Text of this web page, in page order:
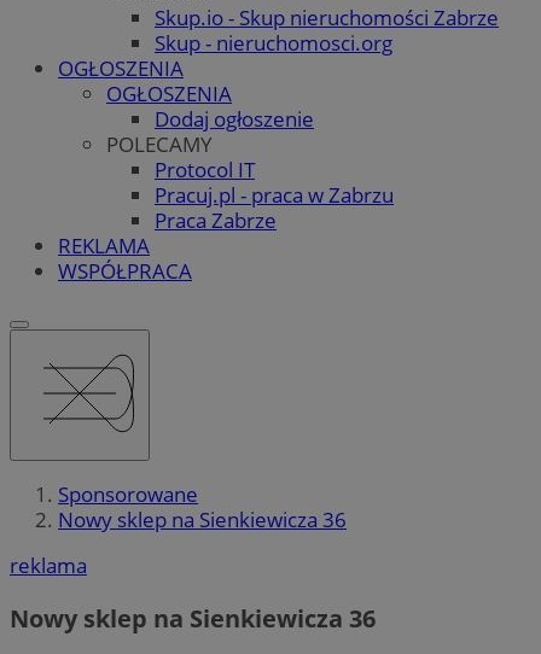
Skup.io - Skup nieruchomości Zabrze
Skup - nieruchomosci.org
OGŁOSZENIA
OGŁOSZENIA
Dodaj ogłoszenie
POLECAMY
Protocol IT
Pracuj.pl - praca w Zabrzu
Praca Zabrze
REKLAMA
WSPÓŁPRACA
Sponsorowane
Nowy sklep na Sienkiewicza 36
reklama
Nowy sklep na Sienkiewicza 36